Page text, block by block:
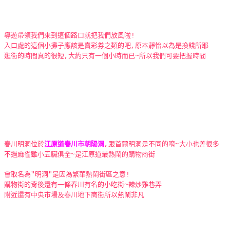
導遊帶領我們來到這個路口就把我們放風啦!
入口處的這個小攤子應該是賣彩券之類的吧,原本靜怡以為是換錢所耶
逛街的時間真的很短,大約只有一個小時而已~所以我們可要把握時間
春川明洞位於江原道春川市朝陽洞 ,跟首爾明洞是不同的唷~大小也差很多
不過麻雀雖小五臟俱全~是江原道最熱鬧的購物商街
會取名為"明洞"是因為繁華熱鬧街區之意!
購物街的背後還有一條春川有名的小吃街~辣炒雞巷弄
附近還有中央市場及春川地下商街所以熱鬧非凡